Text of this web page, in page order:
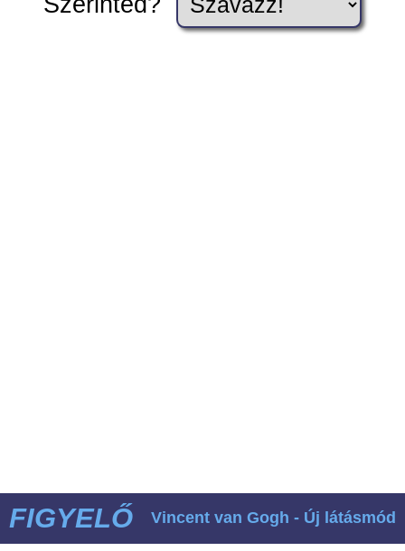
FIGYELŐ Vincent van Gogh - Új látásmód